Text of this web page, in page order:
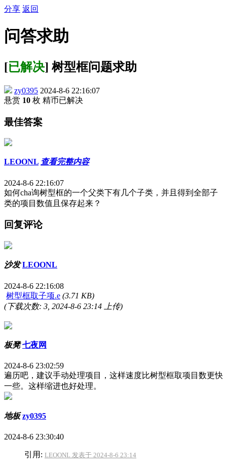
分享 返回
问答求助
[已解决] 树型框问题求助
zy0395 2024-8-6 22:16:07
悬赏 10 枚 精币已解决
最佳答案
LEOONL 查看完整内容
2024-8-6 22:16:07
如何cha询树型框的一个父类下有几个子类，并且得到全部子
类的项目数值且保存起来？
回复评论
沙发 LEOONL
2024-8-6 22:16:08
树型框取子项.e (3.71 KB)
(下载次数: 3, 2024-8-6 23:14 上传)
板凳 七夜网
2024-8-6 23:02:59
遍历吧，建议手动处理项目，这样速度比树型框取项目数更快
一些。这样缩进也好处理。
地板 zy0395
2024-8-6 23:30:40
引用: LEOONL 发表于 2024-8-6 23:14